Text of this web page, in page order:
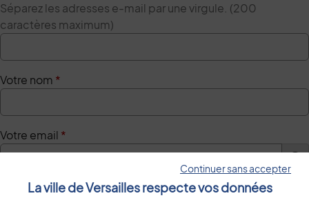
Séparez les adresses e-mail par une virgule. (200
caractères maximum)
Votre nom *
Votre email *
Votre message*
Continuer sans accepter
La ville de Versailles respecte vos données